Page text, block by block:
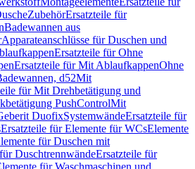
ZubehörErsatzteile für
Badewannen aus
Apparateanschlüsse für Duschen und
Ersatzteile für Ohne
Ersatzteile für Mit AblaufkappenOhne
d52Mit
für Mit Drehbetätigung und
PushControlMit
DuofixSystemwändeErsatzteile für
Ersatzteile für Elemente für WCsElemente
für Duschen mit
DuschtrennwändeErsatzteile für
für Waschmaschinen und